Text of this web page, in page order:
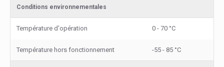
Conditions environnementales
Température d'opération 0 - 70 °C
Température hors fonctionnement -55 - 85 °C